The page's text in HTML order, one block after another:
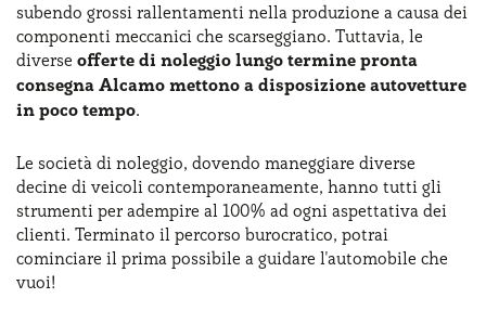
subendo grossi rallentamenti nella produzione a causa dei
componenti meccanici che scarseggiano. Tuttavia, le
diverse offerte di noleggio lungo termine pronta
consegna Alcamo mettono a disposizione autovetture
in poco tempo.
Le società di noleggio, dovendo maneggiare diverse
decine di veicoli contemporaneamente, hanno tutti gli
strumenti per adempire al 100% ad ogni aspettativa dei
clienti. Terminato il percorso burocratico, potrai
cominciare il prima possibile a guidare l'automobile che
vuoi!